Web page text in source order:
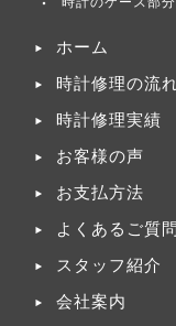
ホーム
時計修理の流
時計修理実績
お客様の声
お支払方法
よくあるご質問
スタッフ紹介
会社案内